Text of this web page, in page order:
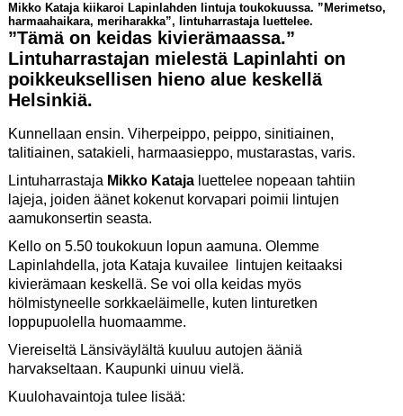
Mikko Kataja kiikaroi Lapinlahden lintuja toukokuussa. ”Merimetso,
harmaahaikara, meriharakka”, lintuharrastaja luettelee.
”Tämä on keidas kivierämaassa.”
Lintuharrastajan mielestä Lapinlahti on
poikkeuksellisen hieno alue keskellä
Helsinkiä.
Kunnellaan ensin. Viherpeippo, peippo, sinitiainen,
talitiainen, satakieli, harmaasieppo, mustarastas, varis.
Lintuharrastaja Mikko Katajaluet­telee nopeaan tahtiin
lajeja, joiden äänet kokenut korvapari poimii lintujen
aamukonsertin seasta.
Kello on 5.50 toukokuun lopun aamuna. Olemme
Lapinlahdella, jota Kataja kuvailee lintujen keitaaksi
kivierämaan keskellä. Se voi olla keidas myös
hölmistyneelle sorkkaeläimelle, kuten linturetken
loppupuolella huomaamme.
Viereiseltä Länsiväylältä kuuluu autojen ääniä
harvakseltaan. Kaupunki uinuu vielä.
Kuulohavaintoja tulee lisää: